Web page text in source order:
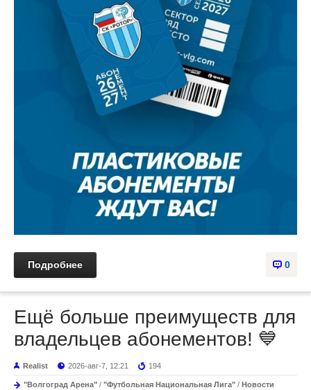
0
Подробнее
Ещё больше преимуществ для
владельцев абонементов! 💙
Realist 2026-авг-7, 12:21 194
"Волгоград Арена" / "Футбольная Национальная Лига" / Новости